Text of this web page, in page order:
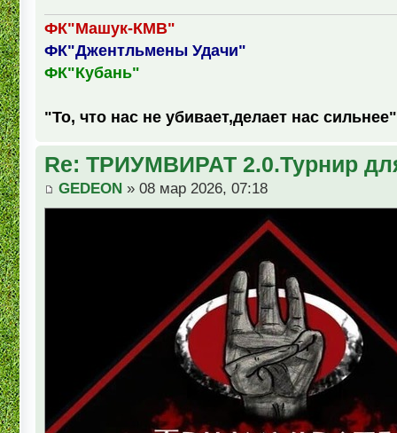
ФК"Машук-КМВ"
ФК"Джентльмены Удачи"
ФК"Кубань"
"То, что нас не убивает,делает нас сильнее"
Re: ТРИУМВИРАТ 2.0.Турнир
GEDEON » 08 мар 2026, 07:18